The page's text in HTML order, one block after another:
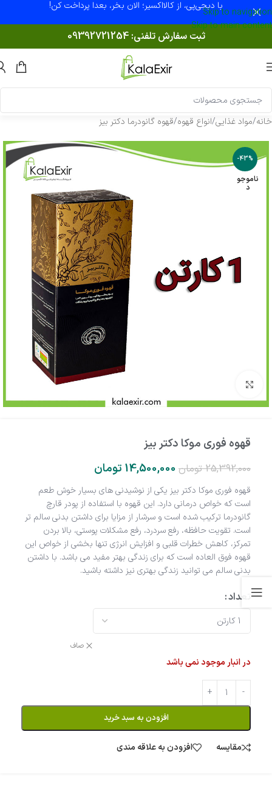
Skip to navigation
Skip to main content
با دیجی‌پی، از کالااکسیر؛ الان بخر، بعدا پرداخت کن!
ثبت سفارش تلفنی:09392721254
خانه/مواد غذایی/انواع قهوه/قهوه گانودرما دکتر بیز
-43%
ناموجو
د
قهوه فوری موکا دکتر بیز
25,392,000 تومان 14,500,000 تومان
قهوه فوری موکا دکتر بیز یکی از نوشیدنی های بسیار خوش طعم
است که خواص درمانی دارد. این قهوه با استفاده از پودر قارچ
گانودرما ترکیب شده است و سرشار از مزایا برای داشتن بدنی سالم تر
است. تقویت حافظه، رفع سردرد، رفع مشکلات پوستی، بالا بردن
تمرکز، کاهش خطرات قلبی و افزایش انرژی تنها بخشی از خواص این
قهوه فوق العاده است که برای زندگی بهتر مفید می باشد. با داشتن
بدنی سالم می توانید زندگی بهتری نیز داشته باشید.
تعداد
صاف
در انبار موجود نمی باشد
افزودن به سبد خرید
مقایسه افزودن به علاقه مندی